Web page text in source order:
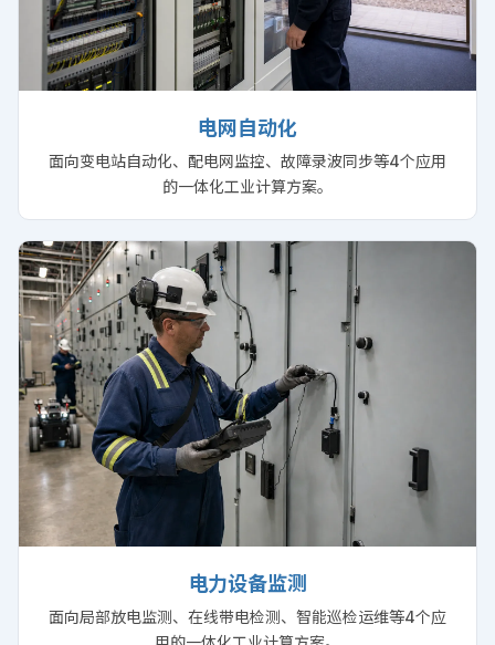
电网自动化
面向变电站自动化、配电网监控、故障录波同步等4个应用
的一体化工业计算方案。
电力设备监测
面向局部放电监测、在线带电检测、智能巡检运维等4个应